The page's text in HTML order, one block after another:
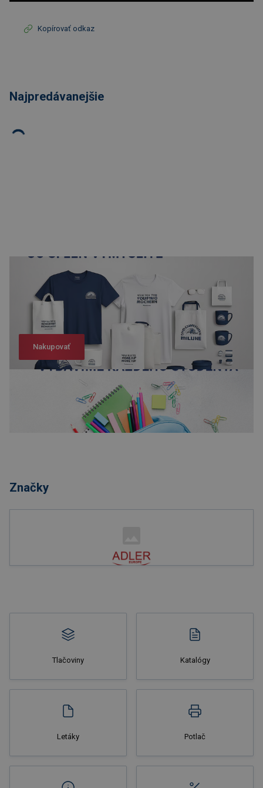
Kopírovať odkaz
Najpredávanejšie
Nakupovať
Značky
Tlačoviny Katalógy
Letáky Potlač